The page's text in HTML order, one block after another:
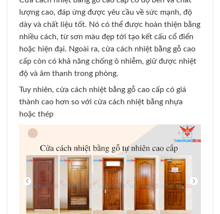
lượng cao, đáp ứng được yêu cầu về sức mạnh, độ
dày và chất liệu tốt. Nó có thể được hoàn thiện bằng
nhiều cách, từ sơn màu đẹp tới tạo kết cấu cổ điển
hoặc hiện đại. Ngoài ra, cửa cách nhiệt bằng gỗ cao
cấp còn có khả năng chống ô nhiễm, giữ được nhiệt
độ và âm thanh trong phòng.
Tuy nhiên, cửa cách nhiệt bằng gỗ cao cấp có giá
thành cao hơn so với cửa cách nhiệt bằng nhựa
hoặc thép